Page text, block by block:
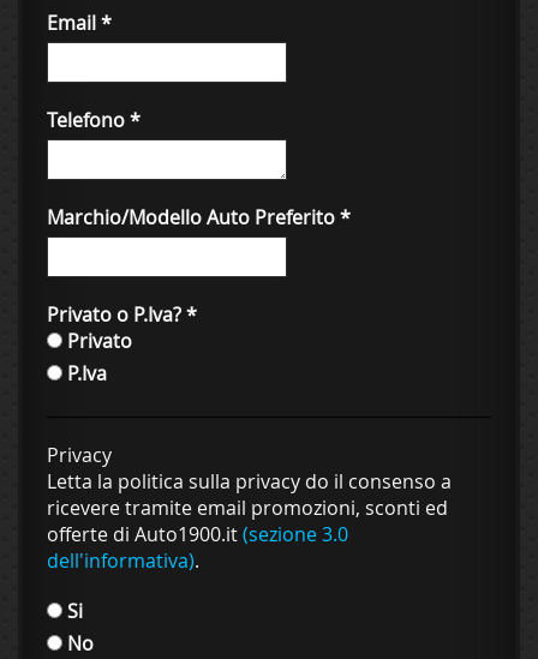
Email*
Telefono*
Marchio/Modello Auto Preferito*
Privato o P.Iva?*
Privato
P.Iva
Privacy
Letta la politica sulla privacy do il consenso a
ricevere tramite email promozioni, sconti ed
offerte di Auto1900.it(sezione 3.0
dell'informativa).
Si
No